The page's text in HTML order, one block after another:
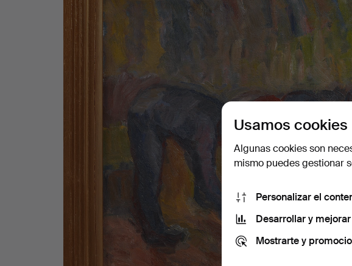
Usamos cookies
Algunas cookies son
mismo puedes gestionar
Personalizar el
Desarrollar y
Mostrarte y